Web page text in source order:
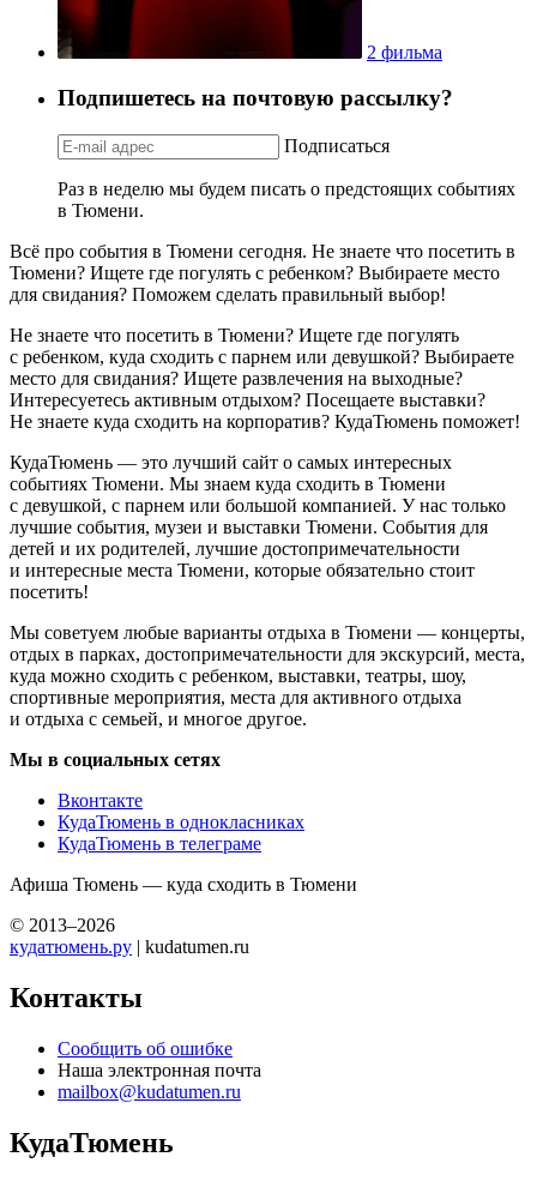
2 фильма
Подпишетесь на почтовую рассылку?
Подписаться
Раз в неделю мы будем писать о предстоящих событиях
в Тюмени.
Всё про события в Тюмени сегодня. Не знаете что посетить в
Тюмени? Ищете где погулять с ребенком? Выбираете место
для свидания? Поможем сделать правильный выбор!
Не знаете что посетить в Тюмени? Ищете где погулять
с ребенком, куда сходить с парнем или девушкой? Выбираете
место для свидания? Ищете развлечения на выходные?
Интересуетесь активным отдыхом? Посещаете выставки?
Не знаете куда сходить на корпоратив? КудаТюмень поможет!
КудаТюмень — это лучший сайт о самых интересных
событиях Тюмени. Мы знаем куда сходить в Тюмени
с девушкой, с парнем или большой компанией. У нас только
лучшие события, музеи и выставки Тюмени. События для
детей и их родителей, лучшие достопримечательности
и интересные места Тюмени, которые обязательно стоит
посетить!
Мы советуем любые варианты отдыха в Тюмени — концерты,
отдых в парках, достопримечательности для экскурсий, места,
куда можно сходить с ребенком, выставки, театры, шоу,
спортивные мероприятия, места для активного отдыха
и отдыха с семьей, и многое другое.
Мы в социальных сетях
Вконтакте
КудаТюмень в однокласниках
КудаТюмень в телеграме
Афиша Тюмень — куда сходить в Тюмени
© 2013–2026
кудатюмень.ру | kudatumen.ru
Контакты
Сообщить об ошибке
Наша электронная почта
mailbox@kudatumen.ru
КудаТюмень